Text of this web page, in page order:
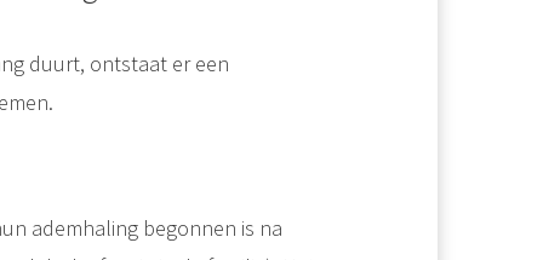
duurt, ontstaat er een
ademhaling begonnen is na